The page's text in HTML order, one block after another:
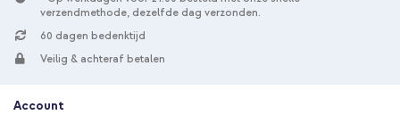
verzendmethode, dezelfde dag verzonden.
60 dagen bedenktijd
Veilig & achteraf betalen
Account